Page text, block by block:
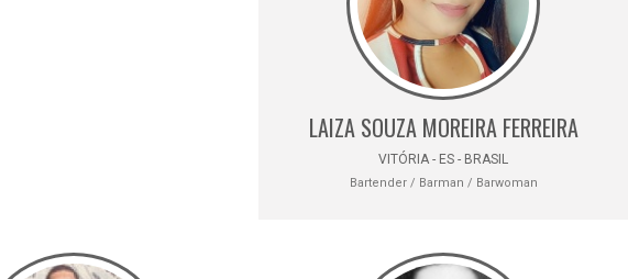
LAIZA SOUZA MOREIRA FERREIRA
VITÓRIA - ES - BRASIL
Bartender / Barman / Barwoman